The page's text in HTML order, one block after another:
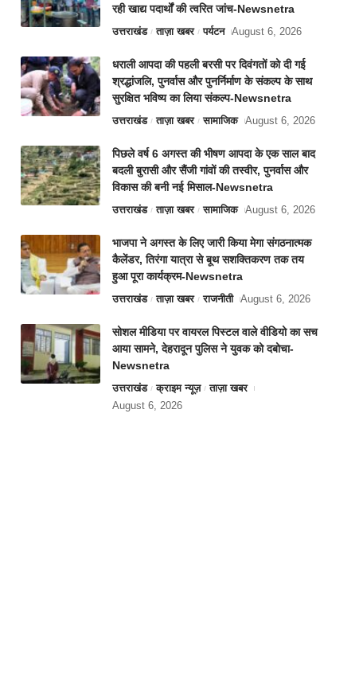
रही खाद्य पदार्थों की त्वरित जांच-Newsnetra
उत्तराखंड ताज़ा खबर पर्यटन August 6, 2026
धराली आपदा की पहली बरसी पर दिवंगतों को दी गई
श्रद्धांजलि, पुनर्वास और पुनर्निर्माण के संकल्प के साथ
सुरक्षित भविष्य का लिया संकल्प-Newsnetra
उत्तराखंड ताज़ा खबर सामाजिक August 6, 2026
पिछले वर्ष 6 अगस्त की भीषण आपदा के एक साल बाद
बदली बुरासी और सैंजी गांवों की तस्वीर, पुनर्वास और
विकास की बनी नई मिसाल-Newsnetra
उत्तराखंड ताज़ा खबर सामाजिक August 6, 2026
भाजपा ने अगस्त के लिए जारी किया मेगा संगठनात्मक
कैलेंडर, तिरंगा यात्रा से बूथ सशक्तिकरण तक तय
हुआ पूरा कार्यक्रम-Newsnetra
उत्तराखंड ताज़ा खबर राजनीती August 6, 2026
सोशल मीडिया पर वायरल पिस्टल वाले वीडियो का सच
आया सामने, देहरादून पुलिस ने युवक को दबोचा-
Newsnetra
उत्तराखंड क्राइम न्यूज़
ताज़ा खबर
August 6, 2026